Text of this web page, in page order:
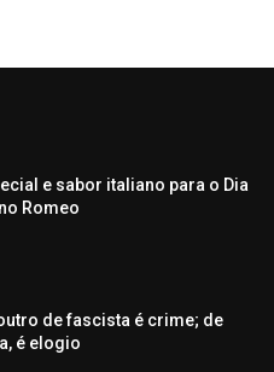
e sabor italiano para o Dia
Romeo
de fascista é crime; de
é elogio